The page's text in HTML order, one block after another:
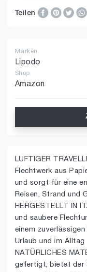
Teilen
Marken
Lipodo
Shop
Amazon
LUFTIGER
Flechtwerk aus
und sorgt für eine
Reisen, Strand und
HERGESTELLT IN
und saubere
einem
Urlaub und im Alltag
NATÜRLICHES
gefertigt, bietet der